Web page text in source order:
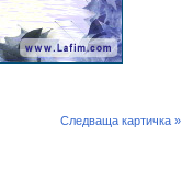
Следваща картичка »